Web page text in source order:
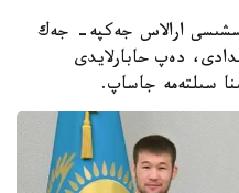
ارالاس جەكپە- جەك
دەپ حابارلايدى
سىلتەمە جاساپ.